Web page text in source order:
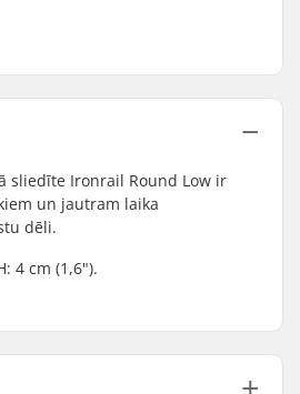
sliedīte Ironrail Round Low ir
un jautram laika
dēli.
4 cm (1,6").